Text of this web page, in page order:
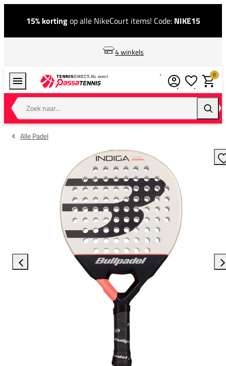
15% kortingop alle NikeCourt items! Code: NIKE15
4 winkels
Zoek naar...
0
Alle Padel